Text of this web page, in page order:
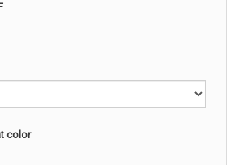
color